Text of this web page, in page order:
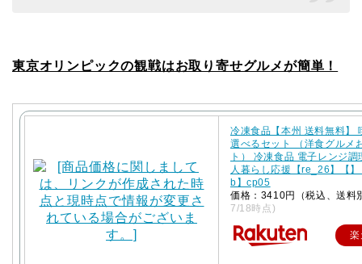
東京オリンピックの観戦はお取り寄せグルメが簡単！
冷凍食品【本州 送料無料】
選べるセット （洋食グルメ
ト） 冷凍食品 電子レンジ調
人暮らし応援【re_26】【
b】cp05
価格：3410円（税込、送料
7/18時点)